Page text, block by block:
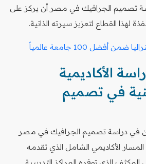
تصميم الجرافيك في مصر أن يركز على
لهذا القطاع لتعزيز سيرته الذاتية.
أفضل 100 جامعة عالمياً
الأكاديمية
في تصميم
في دراسة تصميم الجرافيك في مصر
الأكاديمي الشامل الذي تقدمه